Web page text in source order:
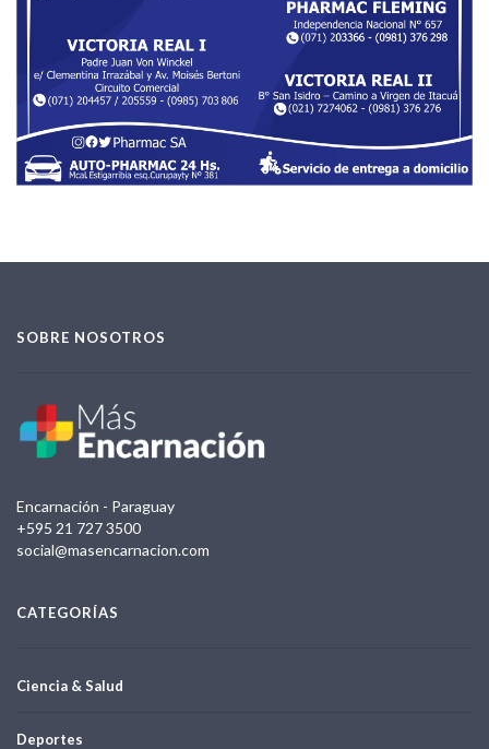
SOBRE NOSOTROS
Encarnación - Paraguay
+595 21 727 3500
social@masencarnacion.com
CATEGORÍAS
Ciencia & Salud
Deportes